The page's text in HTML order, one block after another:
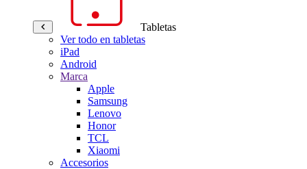
Tabletas
Ver todo en tabletas
iPad
Android
Marca
Apple
Samsung
Lenovo
Honor
TCL
Xiaomi
Accesorios